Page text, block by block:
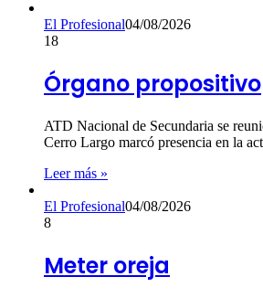
El Profesional04/08/2026
18
Órgano propositivo
ATD Nacional de Secundaria se
Cerro Largo marcó presencia en la
Leer más »
El Profesional04/08/2026
8
Meter oreja